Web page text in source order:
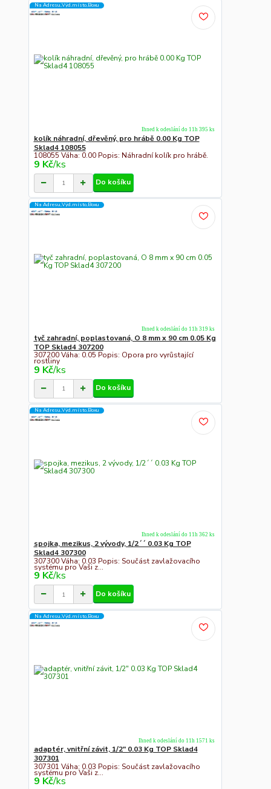
Na Adresu,Výd.místo,Boxu
kolík náhradní, dřevěný, pro hrábě 0.00 Kg TOP
Sklad4 108055
108055 Váha: 0.00 Popis: Náhradní kolík pro hrábě.
9 Kč/ks
Ihned k odeslání do 11h 395 ks
Do košíku
Na Adresu,Výd.místo,Boxu
tyč zahradní, poplastovaná, O 8 mm x 90 cm 0.05 Kg
TOP Sklad4 307200
307200 Váha: 0.05 Popis: Opora pro vyrůstající
rostliny
9 Kč/ks
Ihned k odeslání do 11h 319 ks
Do košíku
Na Adresu,Výd.místo,Boxu
spojka, mezikus, 2 vývody, 1/2´´ 0.03 Kg TOP
Sklad4 307300
307300 Váha: 0.03 Popis: Součást zavlažovacího
systému pro Vaši z...
9 Kč/ks
Ihned k odeslání do 11h 362 ks
Do košíku
Na Adresu,Výd.místo,Boxu
adaptér, vnitřní závit, 1/2" 0.03 Kg TOP Sklad4
307301
307301 Váha: 0.03 Popis: Součást zavlažovacího
systému pro Vaši z...
9 Kč/ks
Ihned k odeslání do 11h 1571 ks